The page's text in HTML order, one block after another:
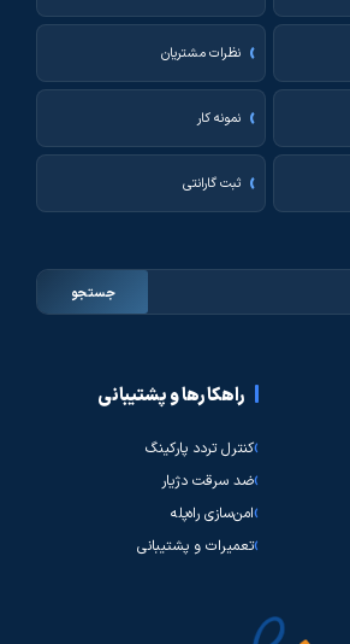
نظرات مشتریان
نمونه کار
ثبت گارانتی
جستجو
راهکارها و پشتیبانی
کنترل تردد پارکینگ
ضد سرقت دژیار
امن‌سازی راه‌پله
تعمیرات و پشتیبانی